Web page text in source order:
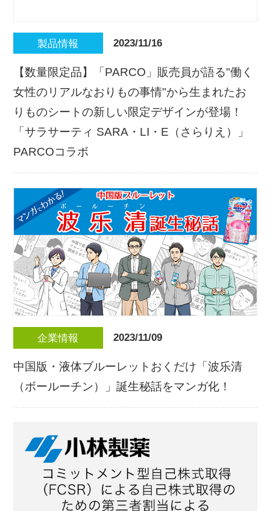
製品情報 2023/11/16
【数量限定品】「PARCO」販売員が語る"働く
女性のリアルなおりもの事情"から生まれたお
りものシートの新しい限定デザインが登場！
「サラサーティ SARA・LI・E（さらりえ）」
PARCOコラボ
企業情報 2023/11/09
中国版・液体ブルーレットおくだけ「波乐清
（ボールーチン）」誕生秘話をマンガ化！